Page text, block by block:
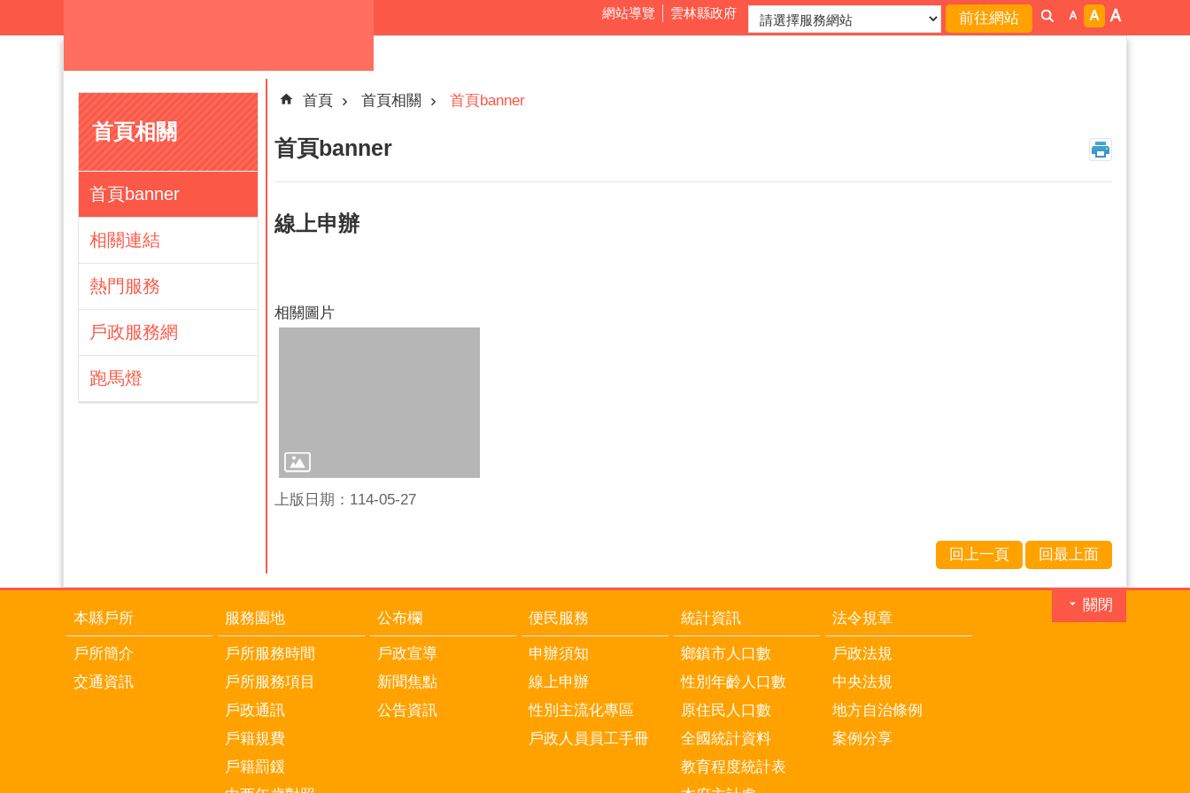
網站導覽 雲林縣政府
首頁相關
首頁banner
相關連結
熱門服務
戶政服務網
跑馬燈
首頁 首頁相關 首頁banner
首頁banner
線上申辦
相關圖片
上版日期：114-05-27
回上一頁 回最上面
關閉
本縣戶所
戶所簡介
交通資訊
服務園地
戶所服務時間
戶所服務項目
戶政通訊
戶籍規費
戶籍罰鍰
公布欄
戶政宣導
新聞焦點
公告資訊
便民服務
申辦須知
線上申辦
性別主流化專區
戶政人員員工手冊
統計資訊
鄉鎮市人口數
性別年齡人口數
原住民人口數
全國統計資料
教育程度統計表
法令規章
戶政法規
中央法規
地方自治條例
案例分享